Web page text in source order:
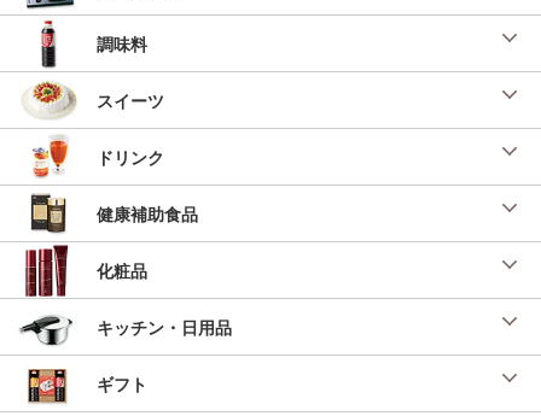
調味料
スイーツ
ドリンク
健康補助食品
化粧品
キッチン・日用品
ギフト